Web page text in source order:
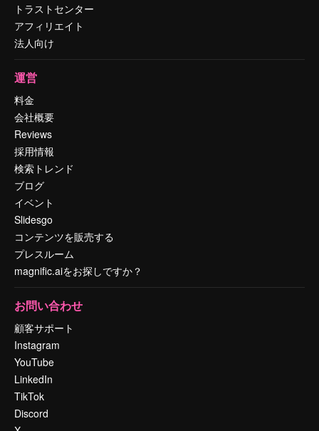
トラストセンター
アフィリエイト
法人向け
運営
料金
会社概要
Reviews
採用情報
検索トレンド
ブログ
イベント
Slidesgo
コンテンツを販売する
プレスルーム
magnific.aiをお探しですか？
お問い合わせ
顧客サポート
Instagram
YouTube
LinkedIn
TikTok
Discord